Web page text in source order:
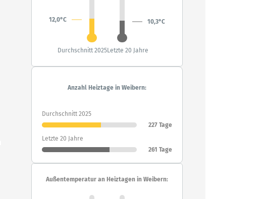
12,0°C 10,3°C
Durchschnitt 2025Letzte 20 Jahre
Anzahl Heiztage in Weibern:
Durchschnitt 2025
227 Tage
Letzte 20 Jahre
261 Tage
Außentemperatur an Heiztagen in Weibern: